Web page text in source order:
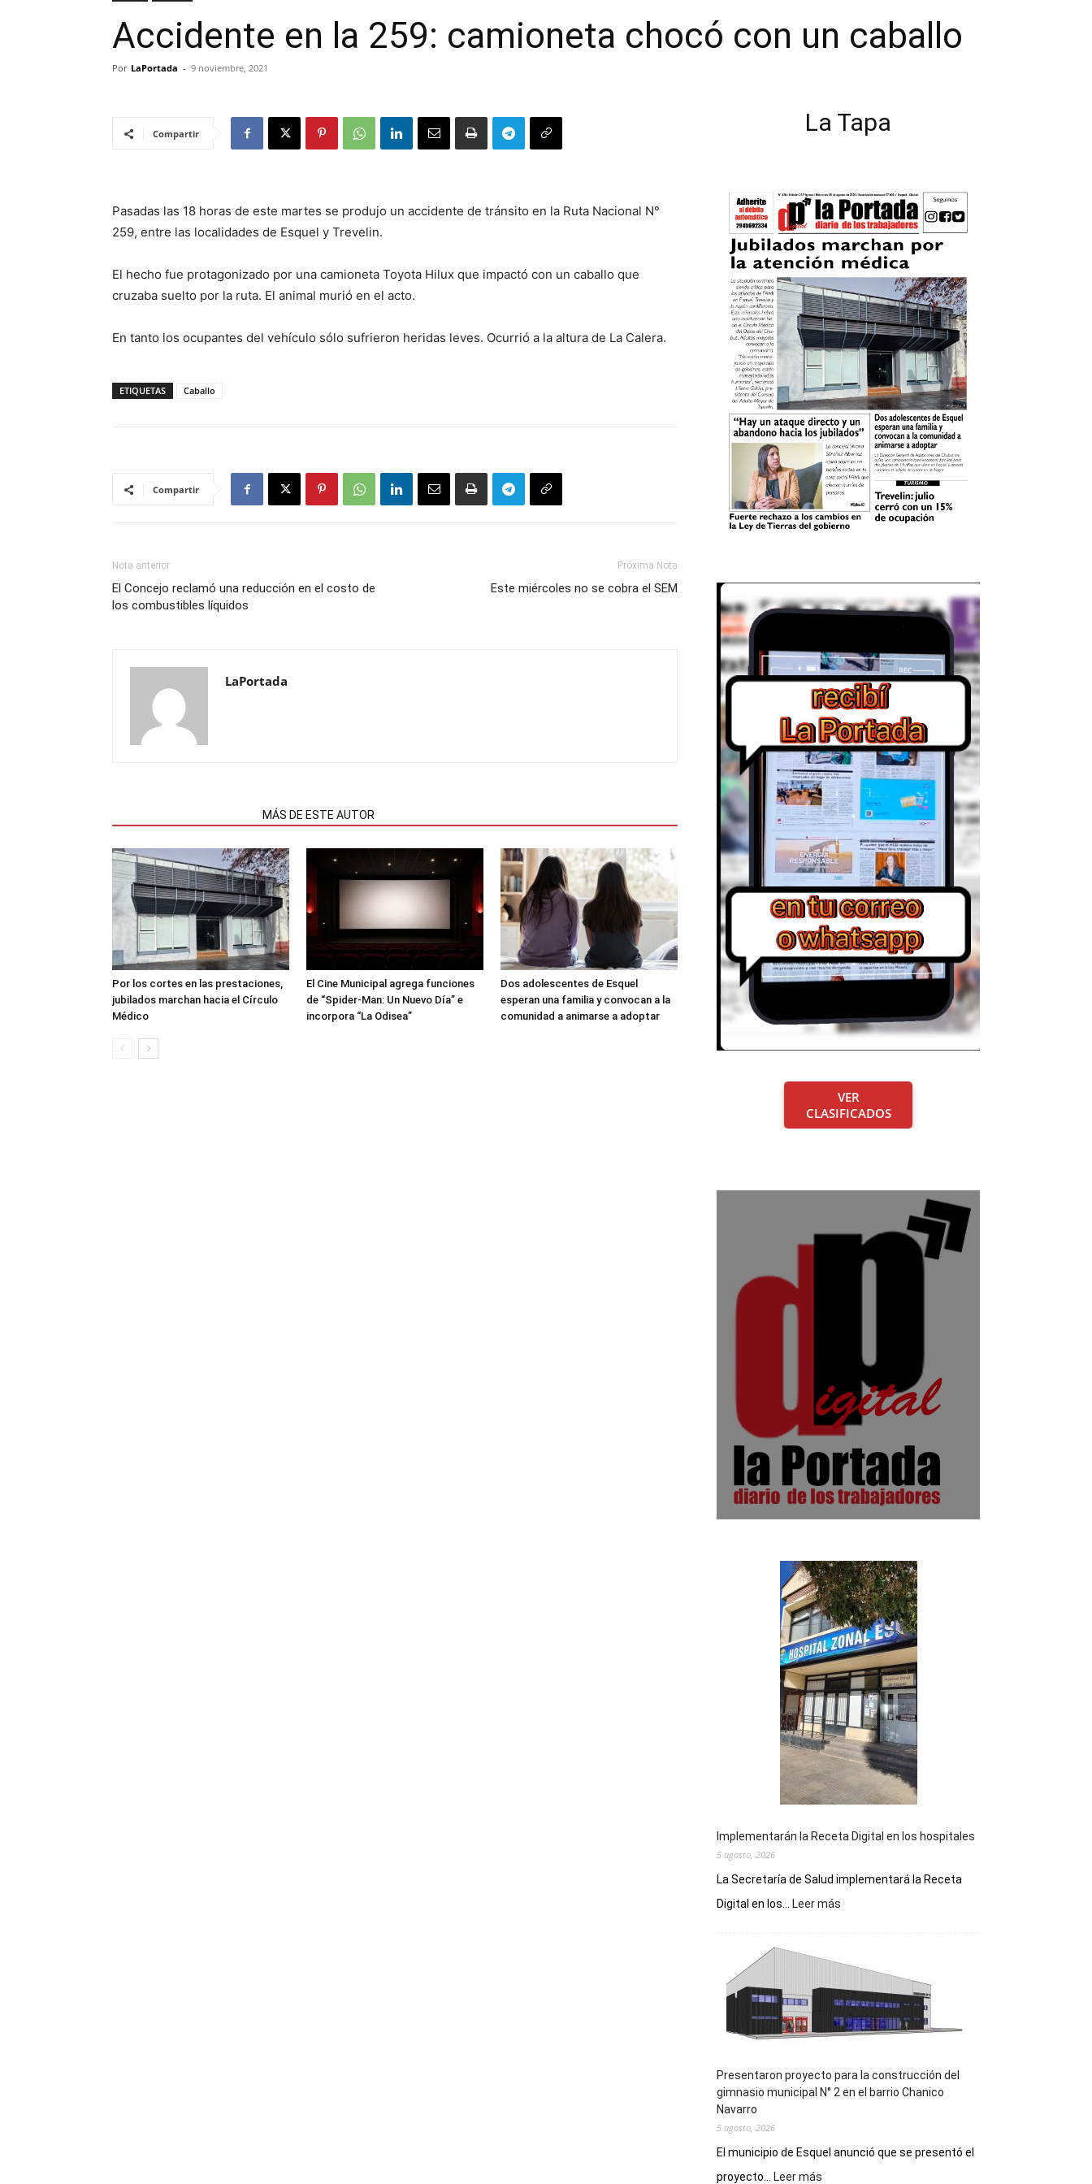
Accidente en la 259: camioneta chocó con un caballo
Por LaPortada - 9 noviembre, 2021
Compartir
Pasadas las 18 horas de este martes se produjo un accidente de tránsito en la Ruta Nacional N°
259, entre las localidades de Esquel y Trevelin.
El hecho fue protagonizado por una camioneta Toyota Hilux que impactó con un caballo que
cruzaba suelto por la ruta. El animal murió en el acto.
En tanto los ocupantes del vehículo sólo sufrieron heridas leves. Ocurrió a la altura de La Calera.
ETIQUETAS Caballo
Compartir
Nota anterior
El Concejo reclamó una reducción en el costo de
los combustibles líquidos
Próxima Nota
Este miércoles no se cobra el SEM
LaPortada
MÁS DE ESTE AUTOR
Por los cortes en las prestaciones,
jubilados marchan hacia el Círculo
Médico
El Cine Municipal agrega funciones
de “Spider-Man: Un Nuevo Día” e
incorpora “La Odisea”
Dos adolescentes de Esquel
esperan una familia y convocan a la
comunidad a animarse a adoptar
La Tapa
VER
CLASIFICADOS
Implementarán la Receta Digital en los hospitales
5 agosto, 2026
La Secretaría de Salud implementará la Receta
Digital en los...
Leer más
Digital
en
los
hospitales
Presentaron proyecto para la construcción del
gimnasio municipal N° 2 en el barrio Chanico
Navarro
5 agosto, 2026
El municipio de Esquel anunció que se presentó el
proyecto...
Leer más